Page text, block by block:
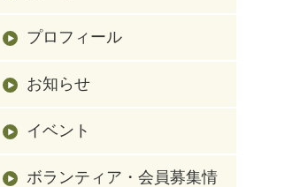
プロフィール
お知らせ
イベント
ボランティア・会員募集情